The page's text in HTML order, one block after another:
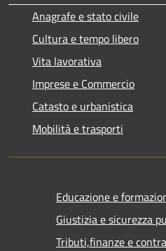
Anagrafe e stato civile
Cultura e tempo libero
Vita lavorativa
Imprese e Commercio
Catasto e urbanistica
Mobilità e trasporti
Educazione e
Giustizia e sicurezza
Tributi,finanze e